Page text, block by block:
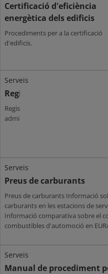
Certificació d'eficiència
energètica dels edificis
Procediments per a la certificació
d'edificis.
Serveis
Registres
Registres
administratius.
Serveis
Preus de carburants
Preus de carburants Informació
carburants en les estacions de
Informació comparativa sobre el
combustibles d'automoció en
Serveis
Manual de procediment